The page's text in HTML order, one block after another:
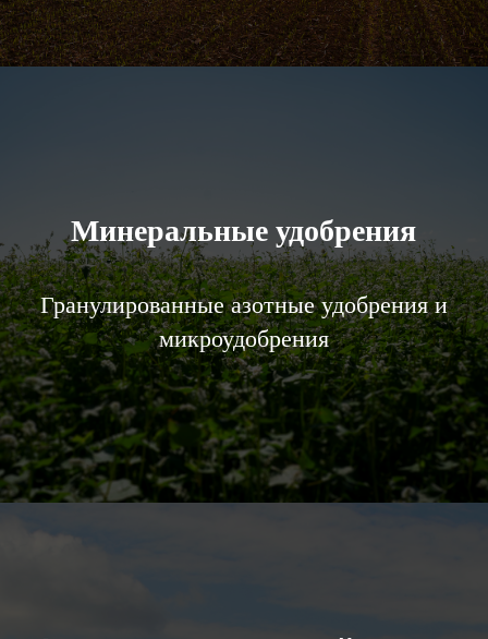
Минеральные удобрения
Гранулированные азотные удобрения и
микроудобрения